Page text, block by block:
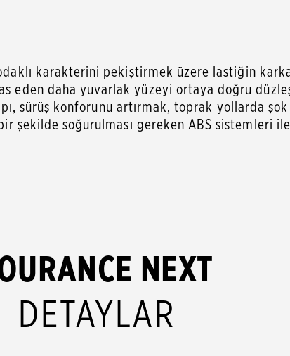
karakterini pekiştirmek üzere lastiğin
eden daha yuvarlak yüzeyi ortaya doğru
sürüş konforunu artırmak, toprak yollarda
soğurulması gereken ABS sistemleri
NEXT
DETAYLAR